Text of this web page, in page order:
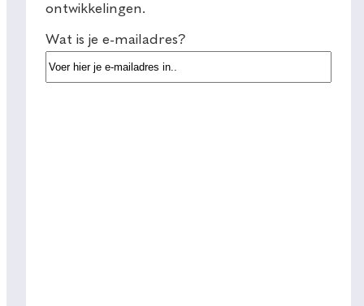
ontwikkelingen.
Wat is je e-mailadres?